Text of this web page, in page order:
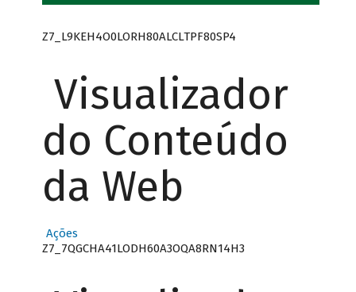
Z7_L9KEH4O0LORH80ALCLTPF80SP4
Visualizador
do Conteúdo
da Web
Ações
Z7_7QGCHA41LODH60A3OQA8RN14H3